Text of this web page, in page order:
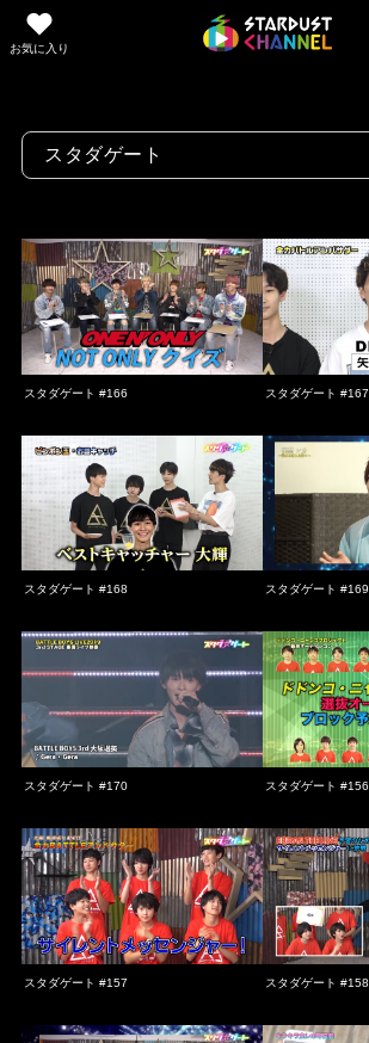
お気に入り
スタダゲート #166 スタダゲート #167
スタダゲート #168 スタダゲート #169
スタダゲート #170 スタダゲート #156
スタダゲート #157 スタダゲート #158